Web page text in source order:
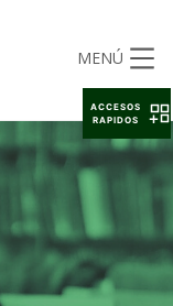
MENÚ
ACCESOS
RAPIDOS